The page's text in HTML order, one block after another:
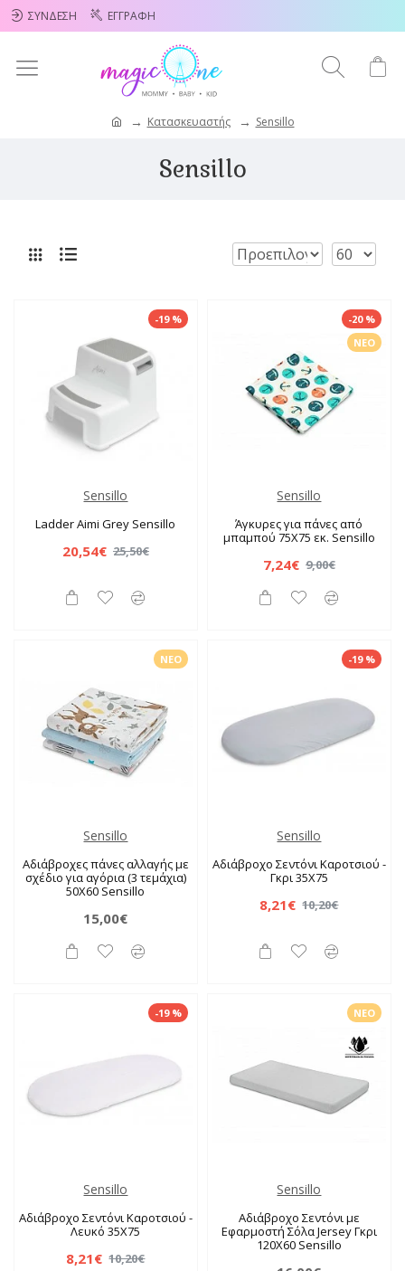
ΣΎΝΔΕΣΗ ΕΓΓΡΑΦΉ
Κατασκευαστής Sensillo
Sensillo
-19 %
Sensillo
Ladder Aimi Grey Sensillo
20,54€ 25,50€
ΝΈΟ
-20 %
Sensillo
Άγκυρες για πάνες από
μπαμπού 75X75 εκ. Sensillo
7,24€ 9,00€
ΝΈΟ
Sensillo
Αδιάβροχες πάνες αλλαγής με
σχέδιο για αγόρια (3 τεμάχια)
50X60 Sensillo
15,00€
-19 %
Sensillo
Αδιάβροχο Σεντόνι Καροτσιού -
Γκρι 35X75
8,21€ 10,20€
-19 %
Sensillo
Αδιάβροχο Σεντόνι Καροτσιού -
Λευκό 35X75
8,21€ 10,20€
ΝΈΟ
Sensillo
Αδιάβροχο Σεντόνι με
Εφαρμοστή Σόλα Jersey Γκρι
120X60 Sensillo